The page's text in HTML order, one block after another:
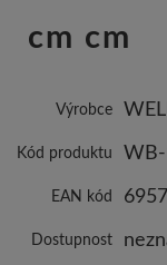
cm cm
Výrobce
Kód produktu
EAN kód
Dostupnost